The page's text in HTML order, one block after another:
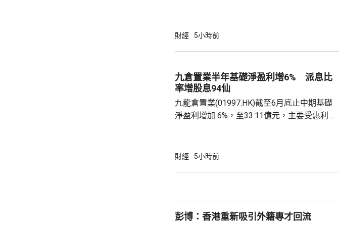
滙豐(00005.HK)受消息影響，亦分別跌逾6%及
險公司的內地客相關業務增長有困難，提醒如
果消息再進一步惡化，會繼續為保險股及銀行
股...
財經 5小時前
九倉置業半年基礎淨盈利增6% 派息比
率增股息94仙
九龍倉置業(01997.HK)截至6月底止中期基礎
淨盈利增加 6%，至33.11億元，主要受惠利息
24.06億元。 九倉置業表示，到今年底綜合負
點，由65%調升至 90%，並持續檢討。第...
財經 5小時前
彭博：香港重新吸引外籍專才回流